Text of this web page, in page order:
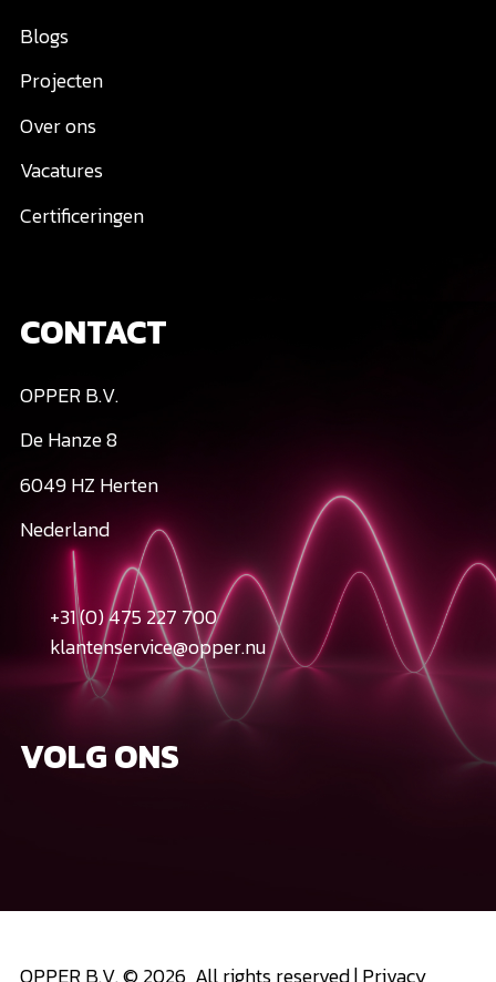
Blogs
Projecten
Over ons
Vacatures
Certificeringen
CONTACT
OPPER B.V.
De Hanze 8
6049 HZ Herten
Nederland
+31 (0) 475 227 700
klantenservice@opper.nu
VOLG ONS
OPPER B.V. © 2026, All rights reserved |Privacy